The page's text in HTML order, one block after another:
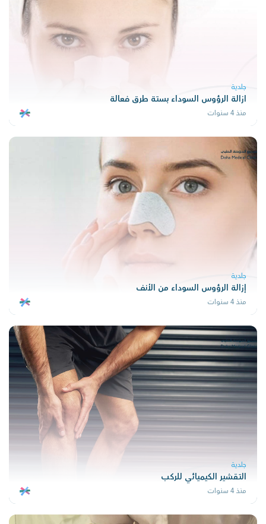
جلدية
ازالة الرؤوس السوداء بستة طرق فعالة
منذ 4 سنوات
جلدية
إزالة الرؤوس السوداء من الأنف
منذ 4 سنوات
جلدية
التقشير الكيميائي للركب
منذ 4 سنوات